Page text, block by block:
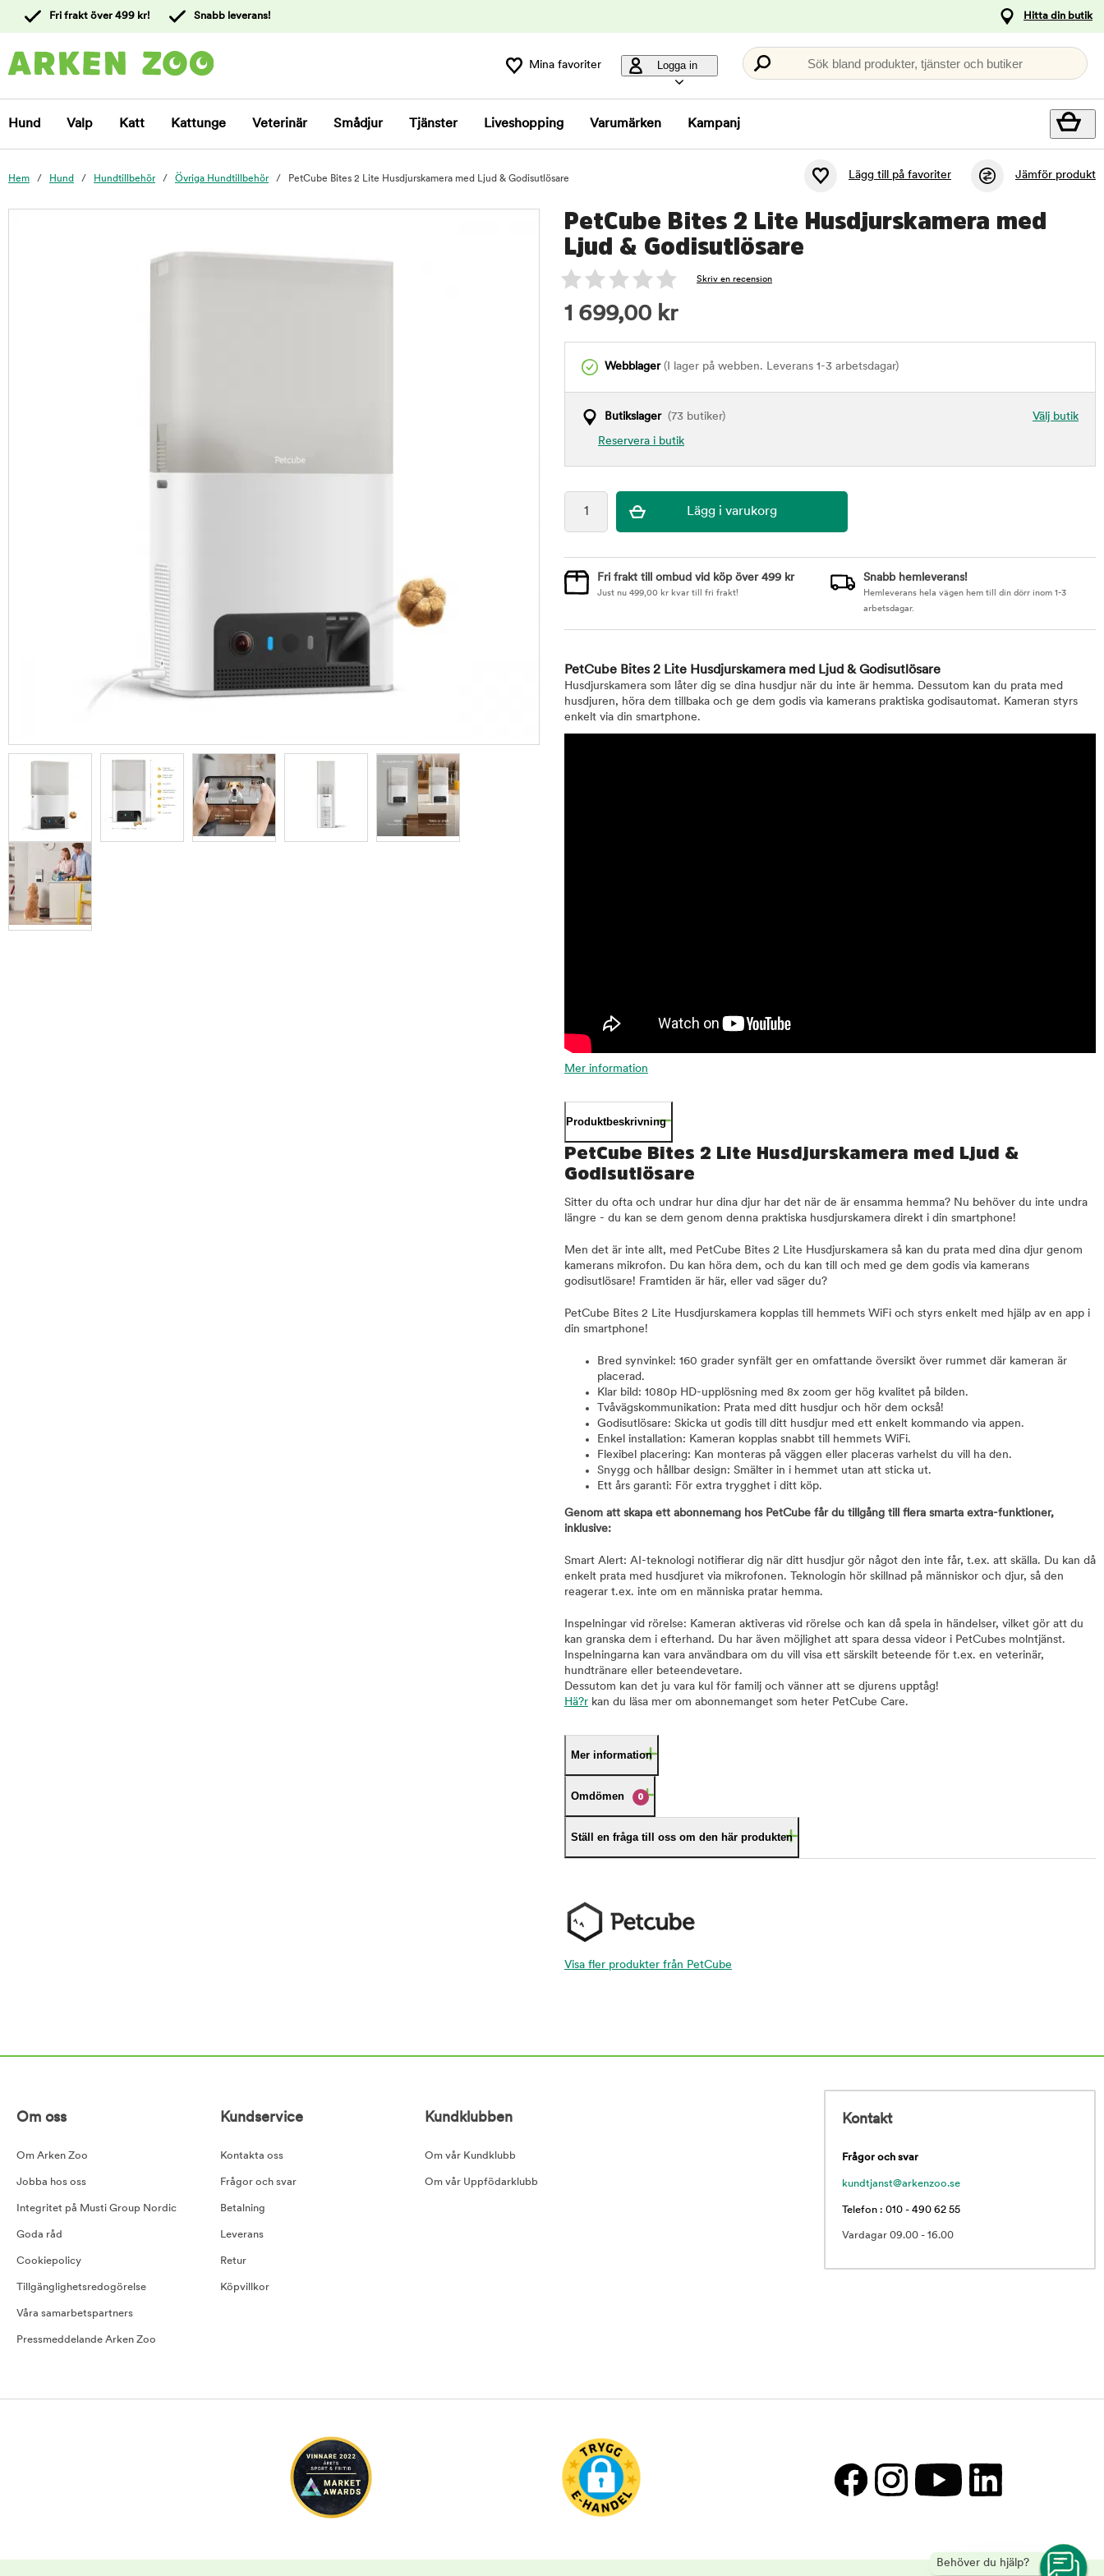
kundtjänst
Fri frakt över 499 kr! Snabb leverans! Hitta din butik
Mina favoriter Logga in Sök bland produkter, tjänster och butiker
Hund Valp Katt Kattunge Veterinär Smådjur Tjänster Liveshopping Varumärken Kampanj
Hem Hund Hundtillbehör Övriga Hundtillbehör PetCube Bites 2 Lite Husdjurskamera med Ljud & Godisutlösare Lägg till på favoriter Jämför produkt
PetCube Bites 2 Lite Husdjurskamera med
Ljud & Godisutlösare
Skriv en recension
1 699,00 kr
Webblager(I lager på webben. Leverans 1-3 arbetsdagar)
Välj butik
Butikslager(73 butiker)
Reservera i butik
Fri frakt till ombud vid köp över 499 kr
Just nu 499,00 kr kvar till fri frakt!
Snabb hemleverans!
Hemleverans hela vägen hem till din dörr inom 1-3
arbetsdagar.
PetCube Bites 2 Lite Husdjurskamera med Ljud & Godisutlösare
Husdjurskamera som låter dig se dina husdjur när du inte är hemma. Dessutom kan du prata med
husdjuren, höra dem tillbaka och ge dem godis via kamerans praktiska godisautomat. Kameran styrs
enkelt via din smartphone.
Mer information
Produktbeskrivning
PetCube Bites 2 Lite Husdjurskamera med Ljud &
Godisutlösare
Sitter du ofta och undrar hur dina djur har det när de är ensamma hemma? Nu behöver du inte undra
längre - du kan se dem genom denna praktiska husdjurskamera direkt i din smartphone!
Men det är inte allt, med PetCube Bites 2 Lite Husdjurskamera så kan du prata med dina djur genom
kamerans mikrofon. Du kan höra dem, och du kan till och med ge dem godis via kamerans
godisutlösare! Framtiden är här, eller vad säger du?
PetCube Bites 2 Lite Husdjurskamera kopplas till hemmets WiFi och styrs enkelt med hjälp av en app i
din smartphone!
Bred synvinkel: 160 grader synfält ger en omfattande översikt över rummet där kameran är
placerad.
Klar bild: 1080p HD-upplösning med 8x zoom ger hög kvalitet på bilden.
Tvåvägskommunikation: Prata med ditt husdjur och hör dem också!
Godisutlösare: Skicka ut godis till ditt husdjur med ett enkelt kommando via appen.
Enkel installation: Kameran kopplas snabbt till hemmets WiFi.
Flexibel placering: Kan monteras på väggen eller placeras varhelst du vill ha den.
Snygg och hållbar design: Smälter in i hemmet utan att sticka ut.
Ett års garanti: För extra trygghet i ditt köp.
Genom att skapa ett abonnemang hos PetCube får du tillgång till flera smarta extra-funktioner,
inklusive:
Smart Alert: AI-teknologi notifierar dig när ditt husdjur gör något den inte får, t.ex. att skälla. Du kan då
enkelt prata med husdjuret via mikrofonen. Teknologin hör skillnad på människor och djur, så den
reagerar t.ex. inte om en människa pratar hemma.
Inspelningar vid rörelse: Kameran aktiveras vid rörelse och kan då spela in händelser, vilket gör att du
kan granska dem i efterhand. Du har även möjlighet att spara dessa videor i PetCubes molntjänst.
Inspelningarna kan vara användbara om du vill visa ett särskilt beteende för t.ex. en veterinär,
hundtränare eller beteendevetare.
Dessutom kan det ju vara kul för familj och vänner att se djurens upptåg!
Hä?r kan du läsa mer om abonnemanget som heter PetCube Care.
Mer information
Omdömen 0
Ställ en fråga till oss om den här produkten
Visa fler produkter från PetCube
Behöver du hjälp?
Om oss
Om Arken Zoo
Jobba hos oss
Integritet på Musti Group Nordic
Goda råd
Cookiepolicy
Tillgänglighetsredogörelse
Våra samarbetspartners
Pressmeddelande Arken Zoo
Kundservice
Kontakta oss
Frågor och svar
Betalning
Leverans
Retur
Köpvillkor
Kundklubben
Om vår Kundklubb
Om vår Uppfödarklubb
Kontakt
Frågor och svar
kundtjanst@arkenzoo.se
Telefon : 010 - 490 62 55
Vardagar 09.00 - 16.00